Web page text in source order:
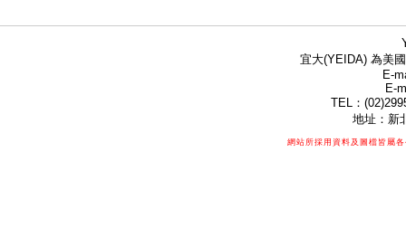
宜大(YEIDA) 為美
E-
E-
TEL：
地址：新
網站所採用資料及圖檔皆屬